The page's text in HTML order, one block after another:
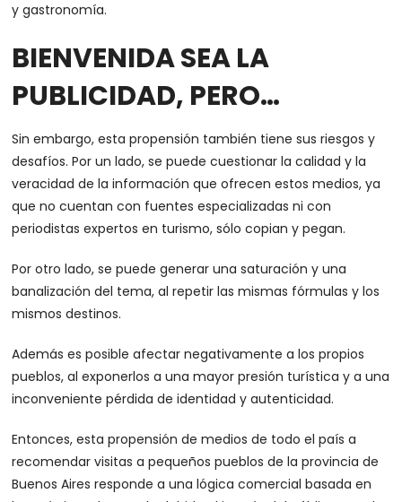
y gastronomía.
BIENVENIDA SEA LA
PUBLICIDAD, PERO…
Sin embargo, esta propensión también tiene sus riesgos y
desafíos. Por un lado, se puede cuestionar la calidad y la
veracidad de la información que ofrecen estos medios, ya
que no cuentan con fuentes especializadas ni con
periodistas expertos en turismo, sólo copian y pegan.
Por otro lado, se puede generar una saturación y una
banalización del tema, al repetir las mismas fórmulas y los
mismos destinos.
Además es posible afectar negativamente a los propios
pueblos, al exponerlos a una mayor presión turística y a una
inconveniente pérdida de identidad y autenticidad.
Entonces, esta propensión de medios de todo el país a
recomendar visitas a pequeños pueblos de la provincia de
Buenos Aires responde a una lógica comercial basada en